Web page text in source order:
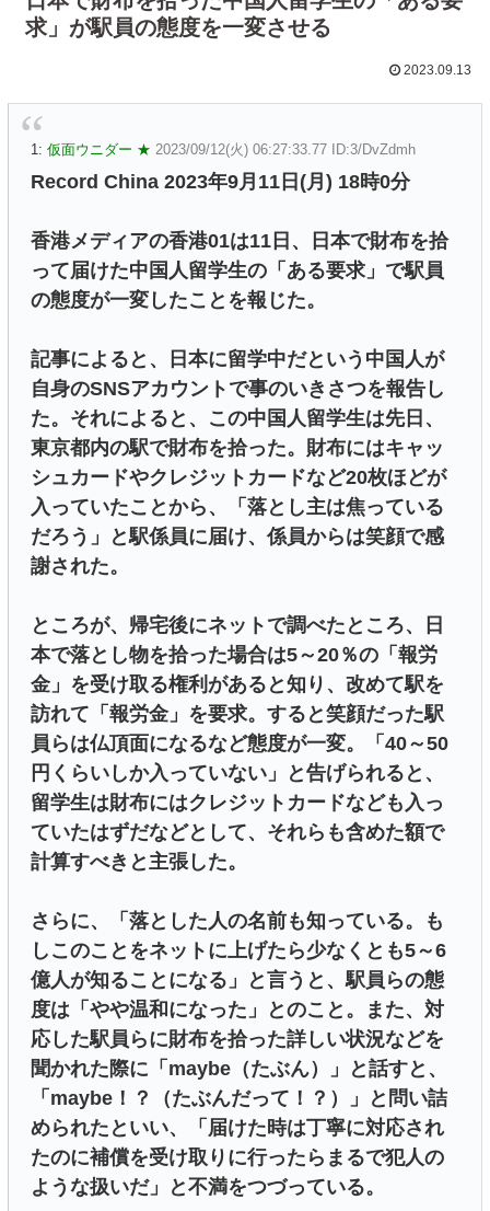
求」が駅員の態度を一変させる
2023.09.13
1: 仮面ウニダー ★ 2023/09/12(火) 06:27:33.77 ID:3/DvZdmh
Record China 2023年9月11日(月) 18時0分
香港メディアの香港01は11日、日本で財布を拾
って届けた中国人留学生の「ある要求」で駅員
の態度が一変したことを報じた。
記事によると、日本に留学中だという中国人が
自身のSNSアカウントで事のいきさつを報告し
た。それによると、この中国人留学生は先日、
東京都内の駅で財布を拾った。財布にはキャッ
シュカードやクレジットカードなど20枚ほどが
入っていたことから、「落とし主は焦っている
だろう」と駅係員に届け、係員からは笑顔で感
謝された。
ところが、帰宅後にネットで調べたところ、日
本で落とし物を拾った場合は5～20％の「報労
金」を受け取る権利があると知り、改めて駅を
訪れて「報労金」を要求。すると笑顔だった駅
員らは仏頂面になるなど態度が一変。「40～50
円くらいしか入っていない」と告げられると、
留学生は財布にはクレジットカードなども入っ
ていたはずだなどとして、それらも含めた額で
計算すべきと主張した。
さらに、「落とした人の名前も知っている。も
しこのことをネットに上げたら少なくとも5～6
億人が知ることになる」と言うと、駅員らの態
度は「やや温和になった」とのこと。また、対
応した駅員らに財布を拾った詳しい状況などを
聞かれた際に「maybe（たぶん）」と話すと、
「maybe！？（たぶんだって！？）」と問い詰
められたといい、「届けた時は丁寧に対応され
たのに補償を受け取りに行ったらまるで犯人の
ような扱いだ」と不満をつづっている。